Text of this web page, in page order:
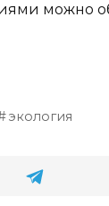
можно
экология